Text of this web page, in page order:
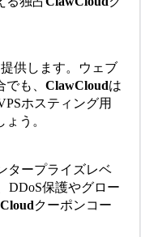
供します。ウェブ
も、 ClawCloudは
ホスティング用
う。
タープライズレベ
DDoS保護やグロー
クーポンコー